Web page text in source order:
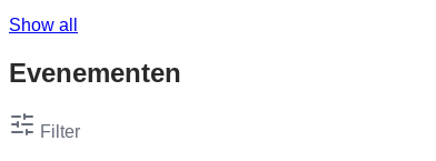
Show all
Evenementen
Filter